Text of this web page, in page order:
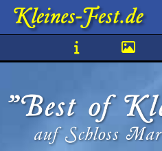
Best